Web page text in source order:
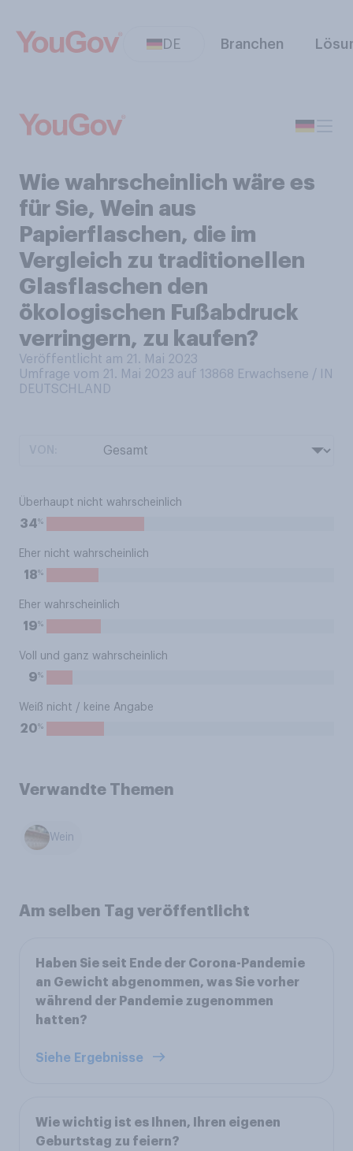
DE Branchen
Wie wahrscheinlich wäre es
für Sie, Wein aus
Papierflaschen, die im
Vergleich zu traditionellen
Glasflaschen den
ökologischen Fußabdruck
verringern, zu kaufen?
Veröffentlicht am 21. Mai 2023
Umfrage vom 21. Mai 2023 auf 13868 Erwachsene / IN
DEUTSCHLAND
Überhaupt nicht wahrscheinlich
34%
Eher nicht wahrscheinlich
18%
Eher wahrscheinlich
19%
Voll und ganz wahrscheinlich
9%
Weiß nicht / keine Angabe
20%
Verwandte Themen
Wein
Am selben Tag veröffentlicht
Haben Sie seit Ende der Corona-Pandemie
an Gewicht abgenommen, was Sie vorher
während der Pandemie zugenommen
hatten?
Siehe Ergebnisse
Wie wichtig ist es Ihnen, Ihren eigenen
Geburtstag zu feiern?